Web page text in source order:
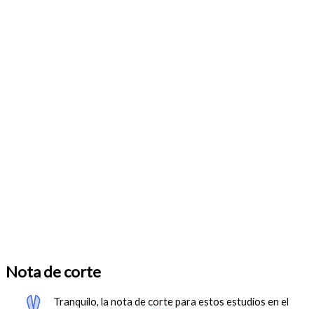
Nota de corte
Tranquilo, la nota de corte para estos estudios en el